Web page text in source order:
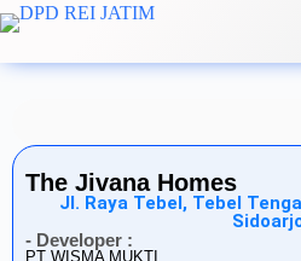
The Jivana Homes
Jl. Raya Tebel, Tebel
- Developer :
PT WISMA MUKTI